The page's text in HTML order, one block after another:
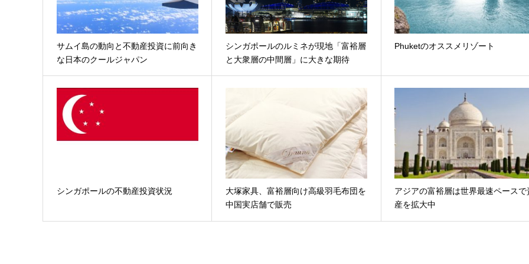
サムイ島の動向と不動産投資に前向き
な日本のクールジャパン
シンガポールのルミネが現地「富裕層
と大衆層の中間層」に大きな期待
Phuketのオススメリゾート
シンガポールの不動産投資状況
大塚家具、富裕層向け高級羽毛布団を
中国実店舗で販売
アジアの富裕層は世界最速ペースで
産を拡大中